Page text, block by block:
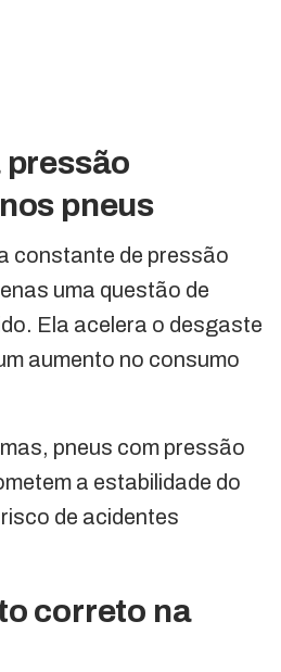
pneus
constante de pressão
uma questão de
Ela acelera o desgaste
aumento no consumo
pneus com pressão
a estabilidade do
de acidentes
correto na